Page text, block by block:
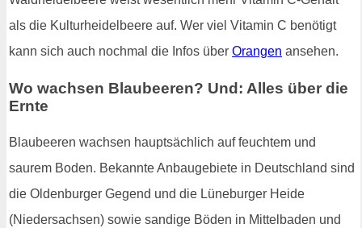
als die Kulturheidelbeere auf. Wer viel Vitamin C benötigt
kann sich auch nochmal die Infos über Orangen ansehen.
Wo wachsen Blaubeeren? Und: Alles über die
Ernte
Blaubeeren wachsen hauptsächlich auf feuchtem und
saurem Boden. Bekannte Anbaugebiete in Deutschland sind
die Oldenburger Gegend und die Lüneburger Heide
(Niedersachsen) sowie sandige Böden in Mittelbaden und